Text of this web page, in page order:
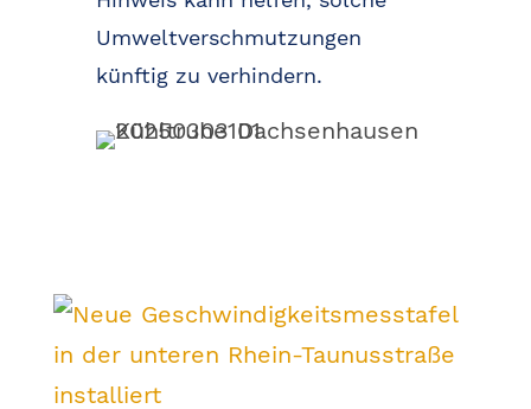
Umweltverschmutzungen
künftig zu verhindern.